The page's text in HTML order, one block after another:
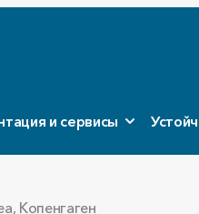
и сервисы
Копенгаген